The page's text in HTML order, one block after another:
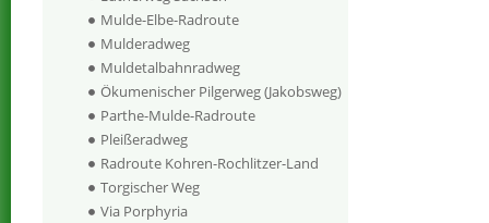
Mulde-Elbe-Radroute
Mulderadweg
Muldetalbahnradweg
Ökumenischer Pilgerweg (Jakobsweg)
Parthe-Mulde-Radroute
Pleißeradweg
Radroute Kohren-Rochlitzer-Land
Torgischer Weg
Via Porphyria